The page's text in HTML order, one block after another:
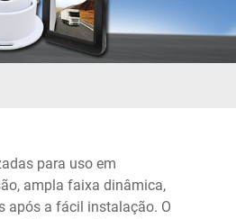
para uso em
ampla faixa dinâmica,
após a fácil instalação. O